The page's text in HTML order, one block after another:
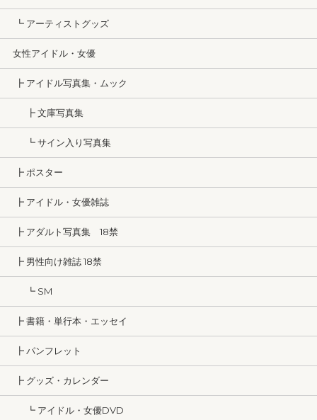
┗ アーティストグッズ
女性アイドル・女優
┣ アイドル写真集・ムック
┣ 文庫写真集
┗ サイン入り写真集
┣ ポスター
┣ アイドル・女優雑誌
┣ アダルト写真集 18禁
┣ 男性向け雑誌 18禁
┗ SM
┣ 書籍・単行本・エッセイ
┣ パンフレット
┣ グッズ・カレンダー
┗ アイドル・女優DVD